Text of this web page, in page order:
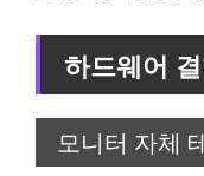
하드웨어
모니터 자체